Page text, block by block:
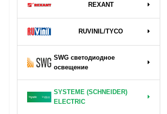
REXANT
RUVINIL/TYCO
SWG светодиодное
освещение
SYSTEME (SCHNEIDER)
ELECTRIC